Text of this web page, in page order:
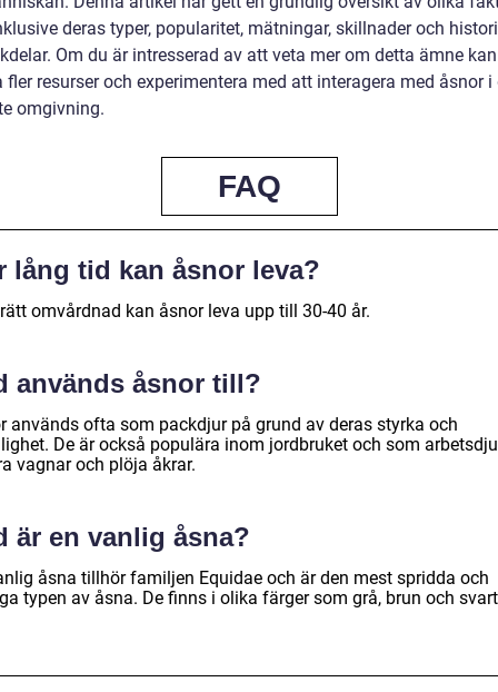
deras typer, popularitet, mätningar, skillnader och
Om du är intresserad av att veta mer om detta ämne
fler resurser och experimentera med att interagera med åsnor i
omgivning.
FAQ
lång tid kan åsnor leva?
omvårdnad kan åsnor leva upp till 30-40 år.
används åsnor till?
används ofta som packdjur på grund av deras styrka och
De är också populära inom jordbruket och som
vagnar och plöja åkrar.
är en vanlig åsna?
åsna tillhör familjen Equidae och är den mest spridda och
typen av åsna. De finns i olika färger som grå, brun och